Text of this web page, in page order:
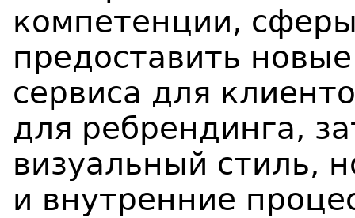
компетенции,
предоставить
сервиса для
для ребрендинга,
визуальный стиль,
и внутренние